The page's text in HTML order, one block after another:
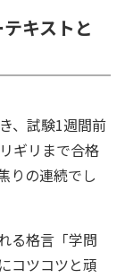
キストと
、試験1週間前
ギリまで合格
りの連続でし
る格言「学問
コツコツと頑